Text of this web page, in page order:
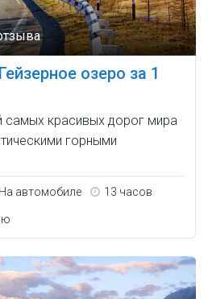
озеро за 1
самых красивых дорог мира
горными
На автомобиле 13 часов